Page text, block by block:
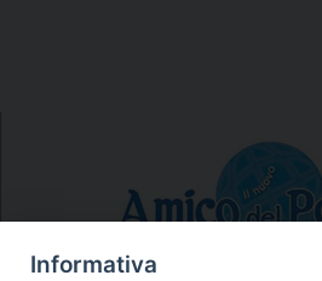
Informativa